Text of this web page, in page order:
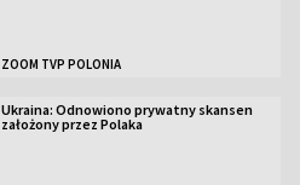
ZOOM TVP POLONIA
Ukraina: Odnowiono prywatny skansen
założony przez Polaka